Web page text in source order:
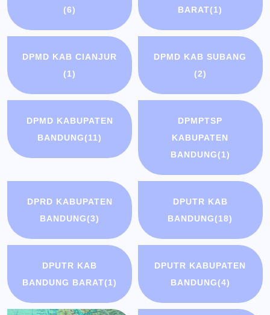
(6)
BARAT(1)
DPMD KAB CIANJUR
(1)
DPMD KAB SUBANG
(2)
DPMD KABUPATEN
BANDUNG(11)
DPMPTSP
KABUPATEN
BANDUNG(1)
DPRD KABUPATEN
BANDUNG(3)
DPUTR KAB
BANDUNG(18)
DPUTR KAB
BANDUNG BARAT(1)
DPUTR KABUPATEN
BANDUNG(4)